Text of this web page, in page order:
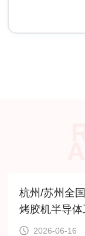
杭州/苏州全
烤胶机半导
2026-06-16